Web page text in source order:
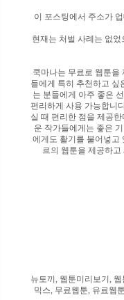
이 포스팅에서 주소가
현재는 처벌 사례는 없
쿡마나는 무료로 웹툰을
들에게 특히 추천하고 싶
는 분들에게 아주 좋은
편리하게 사용 가능합니
실 때 편리한 점을 제공
운 작가들에게는 좋은
에게도 활기를 불어넣고
르의 웹툰을 제공하
뉴토끼, 웹툰미리보기,
믹스, 무료웹툰, 유료웹